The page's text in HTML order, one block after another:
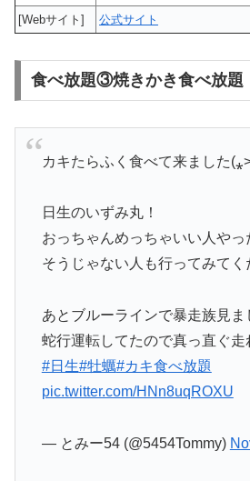
[Webサイト]
公式サイト
食べ放題③焼きかき食べ放題
カキたらふく食べて来ました
日生のいずみ丸！
おっちゃんめっちゃいい人やっ
そうじゃない人も行ってみて
あとブルーラインで暴走族見ま
蛇行運転してたので真っ直ぐ走
#日生#牡蠣#カキ食べ放題
pic.twitter.com/HNn8uqROXU
— とみー54 (@5454Tommy)